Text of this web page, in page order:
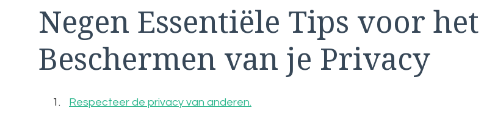
Negen Essentiële Tips voor het
Beschermen van je Privacy
Respecteer de privacy van anderen.